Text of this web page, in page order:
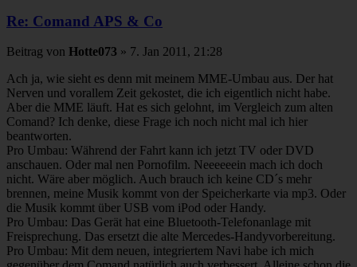
Re: Comand APS & Co
Beitrag von Hotte073 » 7. Jan 2011, 21:28
Ach ja, wie sieht es denn mit meinem MME-Umbau aus. Der hat
Nerven und vorallem Zeit gekostet, die ich eigentlich nicht habe.
Aber die MME läuft. Hat es sich gelohnt, im Vergleich zum alten
Comand? Ich denke, diese Frage ich noch nicht mal ich hier
beantworten.
Pro Umbau: Während der Fahrt kann ich jetzt TV oder DVD
anschauen. Oder mal nen Pornofilm. Neeeeeein mach ich doch
nicht. Wäre aber möglich. Auch brauch ich keine CD´s mehr
brennen, meine Musik kommt von der Speicherkarte via mp3. Oder
die Musik kommt über USB vom iPod oder Handy.
Pro Umbau: Das Gerät hat eine Bluetooth-Telefonanlage mit
Freisprechung. Das ersetzt die alte Mercedes-Handyvorbereitung.
Pro Umbau: Mit dem neuen, integriertem Navi habe ich mich